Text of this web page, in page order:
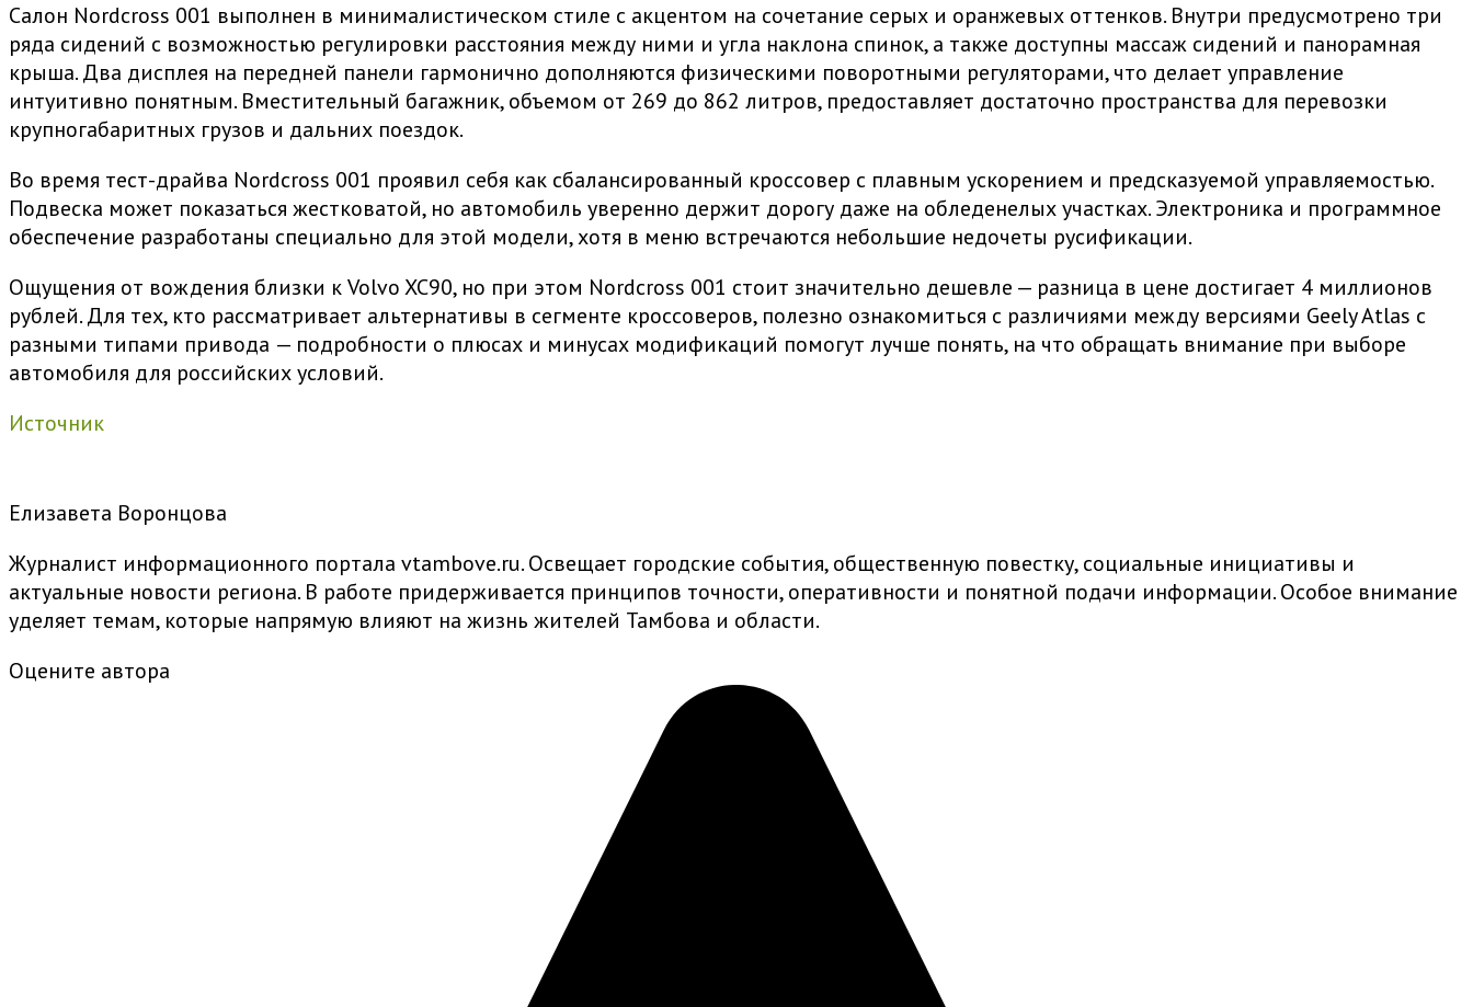
Салон Nordcross 001 выполнен в минималистическом стиле с акцентом на сочетание серых и оранжевых оттенков. Внутри предусмотрено три
ряда сидений с возможностью регулировки расстояния между ними и угла наклона спинок, а также доступны массаж сидений и панорамная
крыша. Два дисплея на передней панели гармонично дополняются физическими поворотными регуляторами, что делает управление
интуитивно понятным. Вместительный багажник, объемом от 269 до 862 литров, предоставляет достаточно пространства для перевозки
крупногабаритных грузов и дальних поездок.
Во время тест-драйва Nordcross 001 проявил себя как сбалансированный кроссовер с плавным ускорением и предсказуемой управляемостью.
Подвеска может показаться жестковатой, но автомобиль уверенно держит дорогу даже на обледенелых участках. Электроника и программное
обеспечение разработаны специально для этой модели, хотя в меню встречаются небольшие недочеты русификации.
Ощущения от вождения близки к Volvo XC90, но при этом Nordcross 001 стоит значительно дешевле — разница в цене достигает 4 миллионов
рублей. Для тех, кто рассматривает альтернативы в сегменте кроссоверов, полезно ознакомиться с различиями между версиями Geely Atlas с
разными типами привода — подробности о плюсах и минусах модификаций помогут лучше понять, на что обращать внимание при выборе
автомобиля для российских условий.
Источник
Елизавета Воронцова
Журналист информационного портала vtambove.ru. Освещает городские события, общественную повестку, социальные инициативы и
актуальные новости региона. В работе придерживается принципов точности, оперативности и понятной подачи информации. Особое внимание
уделяет темам, которые напрямую влияют на жизнь жителей Тамбова и области.
Оцените автора